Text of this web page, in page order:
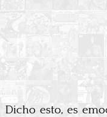
Dicho esto, es